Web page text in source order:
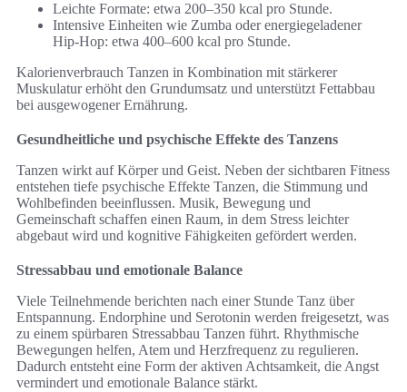
Leichte Formate: etwa 200–350 kcal pro Stunde.
Intensive Einheiten wie Zumba oder energiegeladener
Hip-Hop: etwa 400–600 kcal pro Stunde.
Kalorienverbrauch Tanzen in Kombination mit stärkerer
Muskulatur erhöht den Grundumsatz und unterstützt Fettabbau
bei ausgewogener Ernährung.
Gesundheitliche und psychische Effekte des Tanzens
Tanzen wirkt auf Körper und Geist. Neben der sichtbaren Fitness
entstehen tiefe psychische Effekte Tanzen, die Stimmung und
Wohlbefinden beeinflussen. Musik, Bewegung und
Gemeinschaft schaffen einen Raum, in dem Stress leichter
abgebaut wird und kognitive Fähigkeiten gefördert werden.
Stressabbau und emotionale Balance
Viele Teilnehmende berichten nach einer Stunde Tanz über
Entspannung. Endorphine und Serotonin werden freigesetzt, was
zu einem spürbaren Stressabbau Tanzen führt. Rhythmische
Bewegungen helfen, Atem und Herzfrequenz zu regulieren.
Dadurch entsteht eine Form der aktiven Achtsamkeit, die Angst
vermindert und emotionale Balance stärkt.